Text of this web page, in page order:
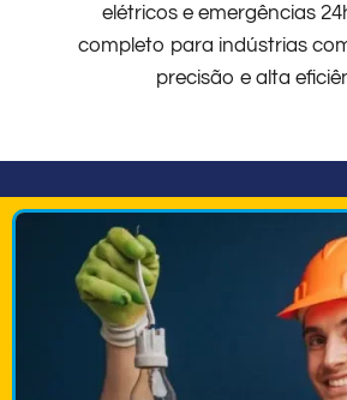
elétricos e emergências
completo para indústrias
precisão e alta